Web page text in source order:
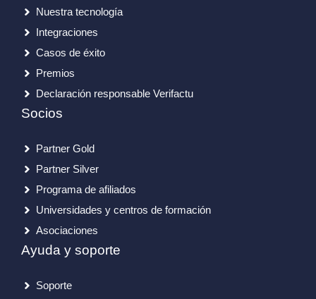
Nuestra tecnología
Integraciones
Casos de éxito
Premios
Declaración responsable Verifactu
Socios
Partner Gold
Partner Silver
Programa de afiliados
Universidades y centros de formación
Asociaciones
Ayuda y soporte
Soporte